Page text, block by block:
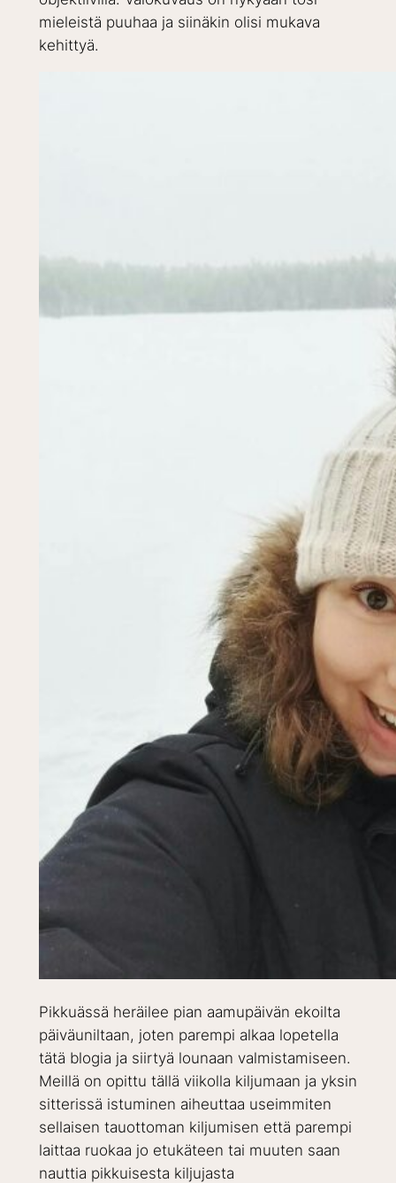
mieleistä puuhaa ja siinäkin olisi mukava
kehittyä.
Pikkuässä heräilee pian aamupäivän ekoilta
päiväuniltaan, joten parempi alkaa lopetella
tätä blogia ja siirtyä lounaan valmistamiseen.
Meillä on opittu tällä viikolla kiljumaan ja yksin
sitterissä istuminen aiheuttaa useimmiten
sellaisen tauottoman kiljumisen että parempi
laittaa ruokaa jo etukäteen tai muuten saan
nauttia pikkuisesta kiljujasta